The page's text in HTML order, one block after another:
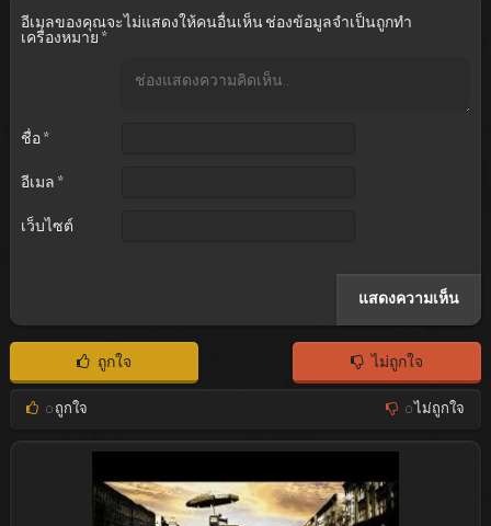
อีเมลของคุณจะไม่แสดงให้คนอื่นเห็น ช่องข้อมูลจำเป็นถูกทำ
เครื่องหมาย *
ชื่อ *
อีเมล *
เว็บไซต์
ถูกใจ ไม่ถูกใจ
0ถูกใจ 0ไม่ถูกใจ